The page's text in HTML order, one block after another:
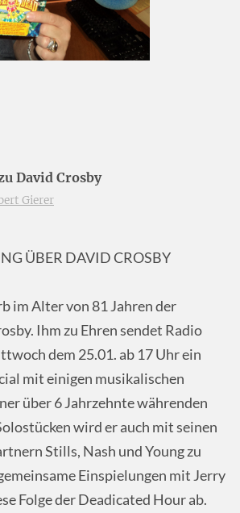
David Crosby
Gierer
ÜBER DAVID CROSBY
im Alter von 81 Jahren der
Ihm zu Ehren sendet Radio
dem 25.01. ab 17 Uhr ein
mit einigen musikalischen
über 6 Jahrzehnte währenden
wird er auch mit seinen
Stills, Nash und Young zu
Einspielungen mit Jerry
Folge der Deadicated Hour ab.